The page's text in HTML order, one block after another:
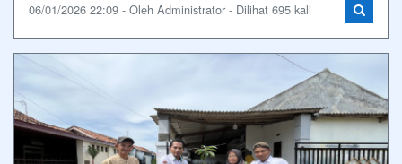
06/01/2026 22:09 - Oleh Administrator - Dilihat 695 kali